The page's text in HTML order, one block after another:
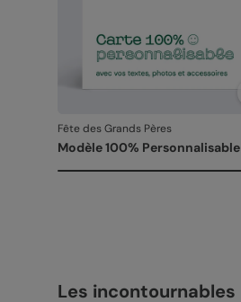
Fête des Grands Pères
Modèle 100% Personnalisable
Les incontournables